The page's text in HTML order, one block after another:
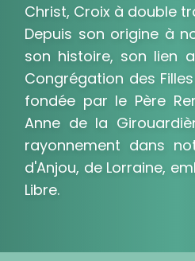
Christ, Croix à double
Depuis son origine à
son histoire, son lien
Congrégation des
fondée par le Père
Anne de la
rayonnement dans
d'Anjou, de Lorraine,
Libre.